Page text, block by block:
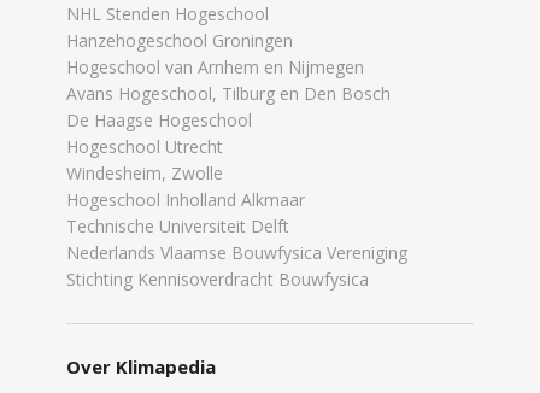
NHL Stenden Hogeschool
Hanzehogeschool Groningen
Hogeschool van Arnhem en Nijmegen
Avans Hogeschool, Tilburg en Den Bosch
De Haagse Hogeschool
Hogeschool Utrecht
Windesheim, Zwolle
Hogeschool Inholland Alkmaar
Technische Universiteit Delft
Nederlands Vlaamse Bouwfysica Vereniging
Stichting Kennisoverdracht Bouwfysica
Over Klimapedia